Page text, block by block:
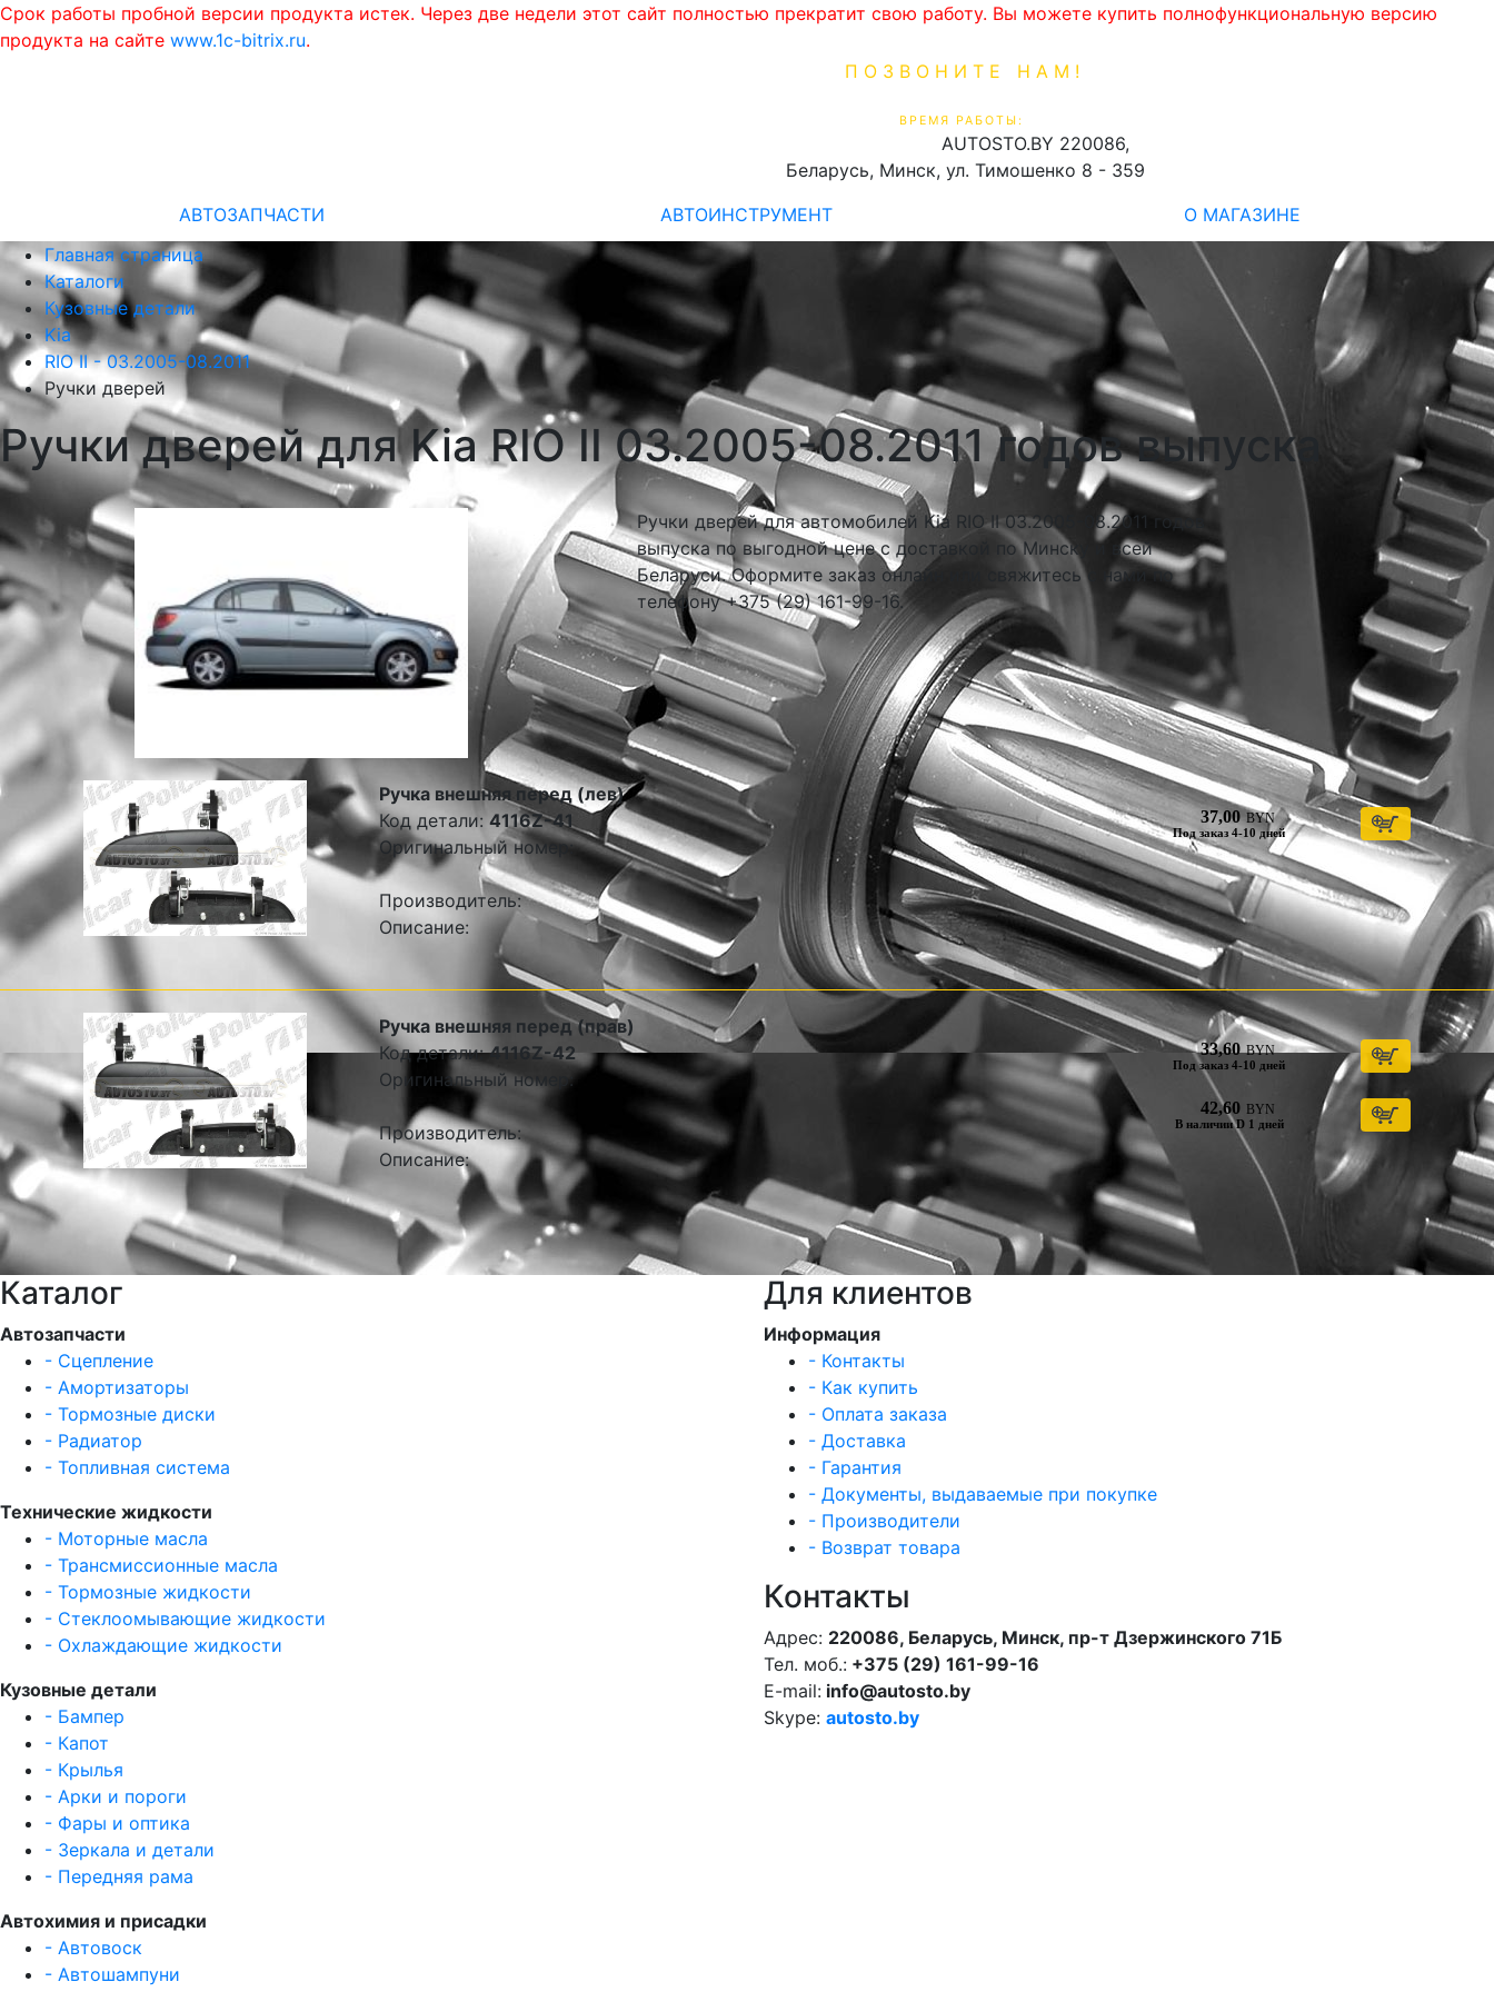
Срок работы пробной версии продукта истек. Через две недели этот сайт полностью прекратит свою работу. Вы можете купить полнофункциональную версию
продукта на сайте www.1c-bitrix.ru.
ПОЗВОНИТЕ НАМ!
ВРЕМЯ РАБОТЫ:
AUTOSTO.BY 220086,
Беларусь, Минск, ул. Тимошенко 8 - 359
АВТОЗАПЧАСТИ АВТОИНСТРУМЕНТ
О МАГАЗИНЕ
Главная страница
Каталоги
Кузовные детали
Kia
RIO II - 03.2005-08.2011
Ручки дверей
Ручки дверей для Kia RIO II 03.2005-08.2011 годов выпуска
Ручки дверей для автомобилей Kia RIO II 03.2005-08.2011 годов
выпуска по выгодной цене с доставкой по Минску и всей
Беларуси. Оформите заказ онлайн или свяжитесь с нами по
телефону +375 (29) 161-99-16.
Ручка внешняя перед (лев)
Код детали: 4116Z-41
Оригинальный номер:
Производитель:
Описание:
Под заказ 4-10 дней
37,00 BYN
Ручка внешняя перед (прав)
Код детали:4116Z-42
Оригинальный номер:
Производитель:
Описание:
Под заказ 4-10 дней
33,60 BYN
В наличии D 1 дней
42,60 BYN
Каталог
Автозапчасти
- Сцепление
- Амортизаторы
- Тормозные диски
- Радиатор
- Топливная система
Технические жидкости
- Моторные масла
- Трансмиссионные масла
- Тормозные жидкости
- Стеклоомывающие жидкости
- Охлаждающие жидкости
Кузовные детали
- Бампер
- Капот
- Крылья
- Арки и пороги
- Фары и оптика
- Зеркала и детали
- Передняя рама
Автохимия и присадки
- Автовоск
- Автошампуни
Для клиентов
Информация
- Контакты
- Как купить
- Оплата заказа
- Доставка
- Гарантия
- Документы, выдаваемые при покупке
- Производители
- Возврат товара
Контакты
Адрес: 220086, Беларусь, Минск, пр-т Дзержинского 71Б
Тел. моб.: +375 (29) 161-99-16
E-mail: info@autosto.by
Skype: autosto.by